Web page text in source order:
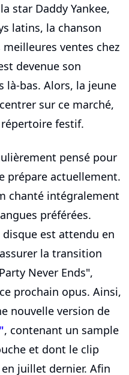
star Daddy Yankee,
latins, la chanson
ventes chez
devenue son
là-bas. Alors, la jeune
sur ce marché,
festif.
pensé pour
prépare actuellement.
chanté intégralement
préférées.
disque est attendu en
la transition
Never Ends",
prochain opus. Ainsi,
nouvelle version de
, contenant un sample
et dont le clip
juillet dernier. Afin